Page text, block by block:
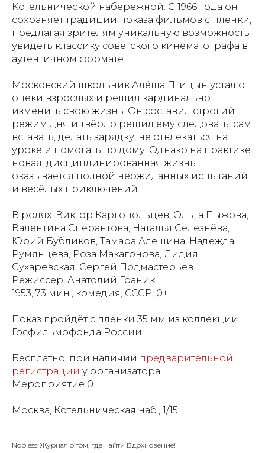
Котельнической набережной. С 1966 года он
сохраняет традиции показа фильмов с пленки,
предлагая зрителям уникальную возможность
увидеть классику советского кинематографа в
аутентичном формате.
Московский школьник Алёша Птицын устал от
опеки взрослых и решил кардинально
изменить свою жизнь. Он составил строгий
режим дня и твёрдо решил ему следовать: сам
вставать, делать зарядку, не отвлекаться на
уроке и помогать по дому. Однако на практике
новая, дисциплинированная жизнь
оказывается полной неожиданных испытаний
и весёлых приключений.
В ролях: Виктор Каргопольцев, Ольга Пыжова,
Валентина Сперантова, Наталья Селезнёва,
Юрий Бубликов, Тамара Алешина, Надежда
Румянцева, Роза Макагонова, Лидия
Сухаревская, Сергей Подмастерьев.
Режиссер: Анатолий Граник.
1953, 73 мин., комедия, СССР, 0+
Показ пройдёт с плёнки 35 мм из коллекции
Госфильмофонда России.
Бесплатно, при наличии предварительной
регистрации у организатора.
Мероприятие 0+
Москва, Котельническая наб., 1/15
Nobless: Журнал о том, где найти Вдохновение!